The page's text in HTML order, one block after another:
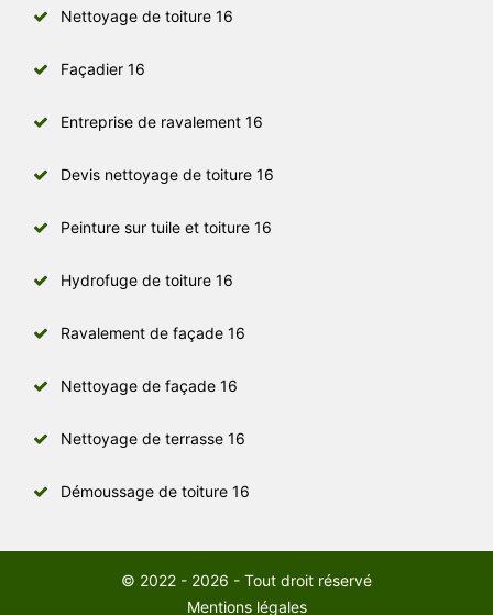
Nettoyage de toiture 16
Façadier 16
Entreprise de ravalement 16
Devis nettoyage de toiture 16
Peinture sur tuile et toiture 16
Hydrofuge de toiture 16
Ravalement de façade 16
Nettoyage de façade 16
Nettoyage de terrasse 16
Démoussage de toiture 16
© 2022 - 2026 - Tout droit réservé
Mentions légales